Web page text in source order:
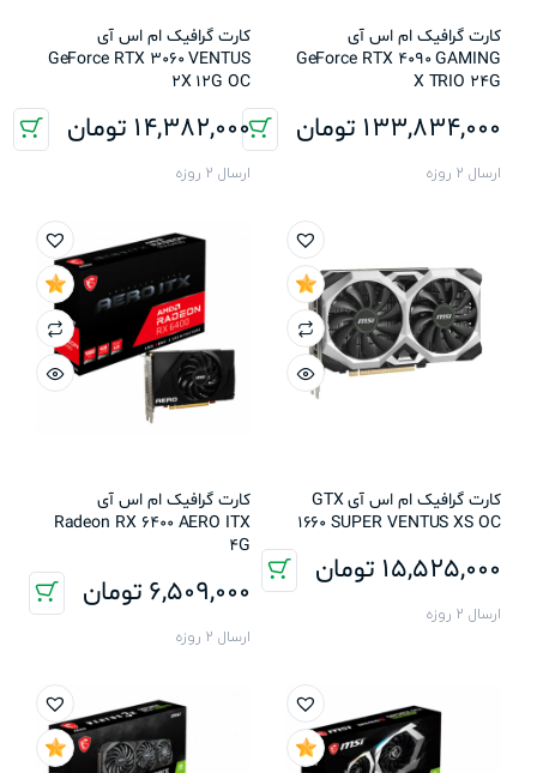
کارت گرافیک ام اس آی
GeForce RTX 4090 GAMING
X TRIO 24G
133,834,000 تومان
ارسال 2 روزه
کارت گرافیک ام اس آی
GeForce RTX 3060 VENTUS
2X 12G OC
14,382,000 تومان
ارسال 2 روزه
کارت گرافیک ام اس آی GTX
1660 SUPER VENTUS XS OC
15,525,000 تومان
ارسال 2 روزه
کارت گرافیک ام اس آی
Radeon RX 6400 AERO ITX
4G
6,509,000 تومان
ارسال 2 روزه